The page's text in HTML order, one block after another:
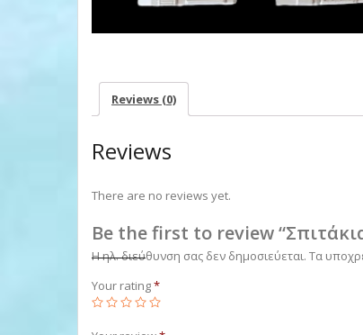
Reviews (0)
Reviews
There are no reviews yet.
Be the first to review
Η ηλ. διεύθυνση σας δεν δημοσιεύεται. Τα
Your rating*